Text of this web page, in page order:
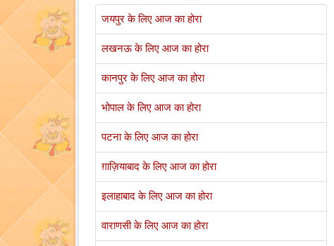
जयपुर के लिए आज का होरा
लखनऊ के लिए आज का होरा
कानपुर के लिए आज का होरा
भोपाल के लिए आज का होरा
पटना के लिए आज का होरा
ग़ाज़ियाबाद के लिए आज का होरा
इलाहाबाद के लिए आज का होरा
वाराणसी के लिए आज का होरा